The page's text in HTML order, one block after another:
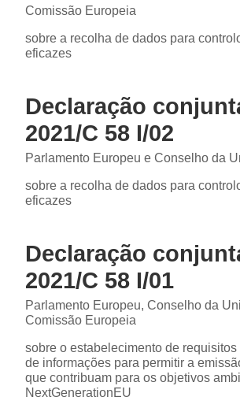
Comissão Europeia
sobre a recolha de dados para
eficazes
Declaração
2021/C 58 I/02
Parlamento Europeu e Conselho da
sobre a recolha de dados para
eficazes
Declaração
2021/C 58 I/01
Parlamento Europeu, Conselho da
Comissão Europeia
sobre o estabelecimento de
de informações para permitir a
que contribuam para os objetivos
NextGenerationEU